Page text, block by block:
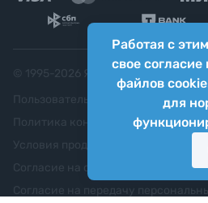
Работая с
свое
файлов
для
Яркий фотомаркет
Пользовательское соглашение
Политика конфиденциальности
Согласие на обработку
Согласие на передачу